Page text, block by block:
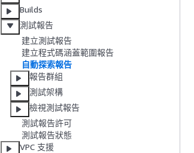
Builds
測試報告
建立測試報告
建立程式碼涵蓋範圍報告
自動探索報告
報告群組
測試架構
檢視測試報告
測試報告許可
測試報告狀態
VPC 支援